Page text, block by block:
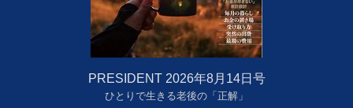
PRESIDENT 2026年8月14日号
ひとりで生きる老後の「正解」